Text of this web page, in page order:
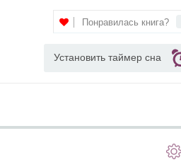
Понравилась книга?
Установить таймер сна